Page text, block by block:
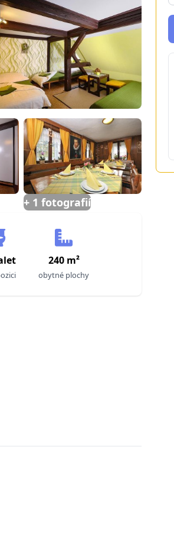
+ 1 fotografií
240 m²
obytné plochy